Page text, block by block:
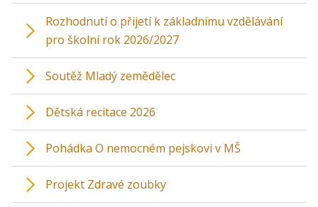
Rozhodnutí o přijetí k základnímu vzdělávání
pro školní rok 2026/2027
Soutěž Mladý zemědělec
Dětská recitace 2026
Pohádka O nemocném pejskovi v MŠ
Projekt Zdravé zoubky